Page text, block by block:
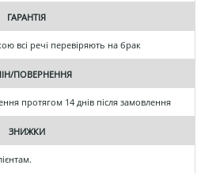
ГАРАНТІЯ
всі речі перевіряють на брак
ПОВЕРНЕННЯ
протягом 14 днів після замовлення
ЗНИЖКИ